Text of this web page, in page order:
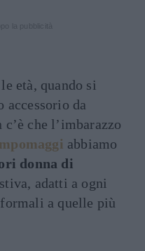
età, quando si
accessorio da
che l’imbarazzo
abbiamo
donna di
adatti a ogni
a quelle più